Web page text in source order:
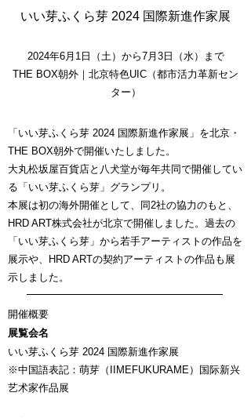
いい芽ふくら芽 2024 国際新進作家展
2024年6月1日（土）から7月3日（水）まで
THE BOX朝外｜北京特色UIC（都市活力革新セン
ター）
「いい芽ふくら芽 2024 国際新進作家展」を北京・
THE BOX朝外で開催いたしました。
大丸松坂屋百貨店と八犬堂が毎年共同で開催してい
る「いい芽ふくら芽」グランプリ。
本展は初の海外開催として、同2社の協力のもと、
HRD ART株式会社が北京で開催しました。過去の
「いい芽ふくら芽」から若手アーティストの作品を
展示や、HRD ARTの契約アーティストの作品も展
示しました。
開催概要
展覧会名
いい芽ふくら芽 2024 国際新進作家展
※中国語表記：萌芽（IIMEFUKURAME）国际新兴
艺术家作品展